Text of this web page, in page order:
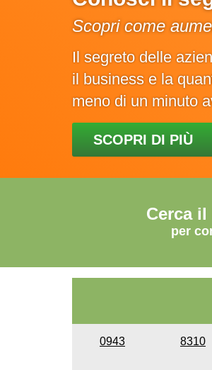
Scopri come
Il segreto delle
il business e la
meno di un minuto
SCOPRI DI PIÙ
Cerca il
per
0943 8310